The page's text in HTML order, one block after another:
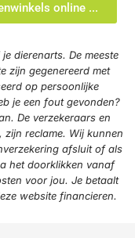
online ...
dierenarts. De meeste
zijn gegenereerd met
op persoonlijke
je een fout gevonden?
De verzekeraars en
zijn reclame. Wij kunnen
afsluit of als
het doorklikken vanaf
voor jou. Je betaalt
website financieren.